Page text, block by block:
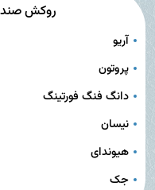
روکش
آریو
پروتون
دانگ فنگ فورتینگ
نیسان
هیوندای
جک